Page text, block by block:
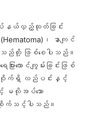
နယ်လှည့်ထုတ်ခြင်း
၊ နာကျင်
သည်တို့ ဖြစ်စေပါသည်။
ပြားလောင်ကျွမ်းခြင်းဖြစ်
က်ရှိ လည်ပင်းနှင့်
ောင့် မလိုအပ်သော
စိုက်သင့်ပါသည်။